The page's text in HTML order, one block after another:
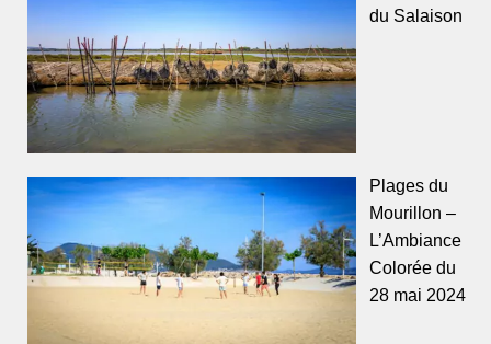
du Salaison
Plages du
Mourillon –
L’Ambiance
Colorée du
28 mai 2024